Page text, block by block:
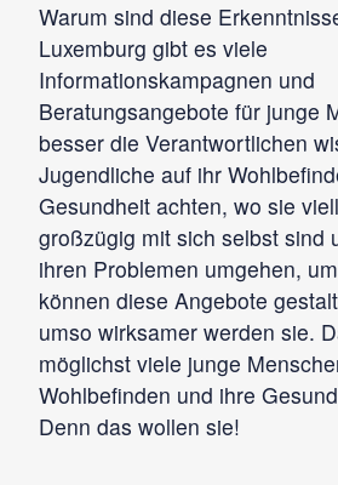
Warum sind diese
Luxemburg gibt es viele
Informationskampagnen und
Beratungsangebote für junge
besser die Verantwortlichen
Jugendliche auf ihr
Gesundheit achten, wo sie
großzügig mit sich selbst sind
ihren Problemen umgehen,
können diese Angebote
umso wirksamer werden sie.
möglichst viele junge
Wohlbefinden und ihre
Denn das wollen sie!